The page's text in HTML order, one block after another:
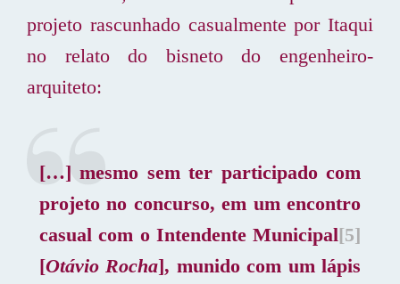
projeto rascunhado casualmente por Itaqui
no relato do bisneto do engenheiro-
arquiteto:
[…] mesmo sem ter participado com
projeto no concurso, em um encontro
casual com o Intendente Municipal[5]
[Otávio Rocha], munido com um lápis